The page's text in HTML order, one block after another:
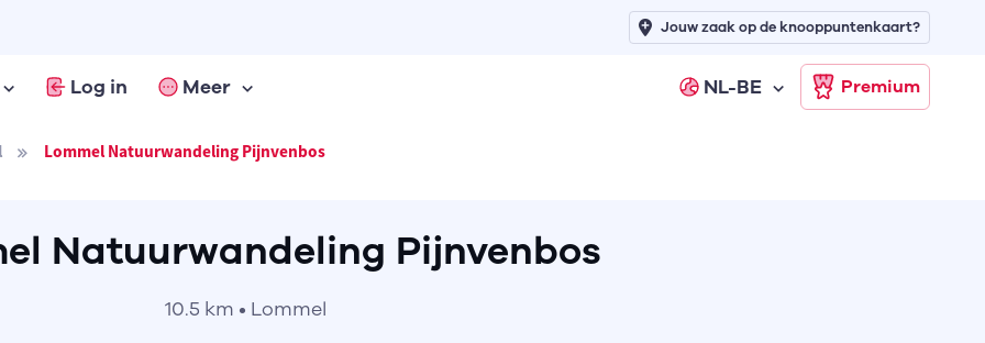
Log in Meer NL-BE Premium
Jouw zaak op de knooppuntenkaart?
Lommel Natuurwandeling Pijnvenbos
Natuurwandeling Pijnvenbos
10.5 km • Lommel